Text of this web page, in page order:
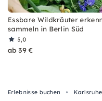
Essbare Wildkräuter
sammeln in Berlin Süd
5,0
ab 39 €
Erlebnisse buchen Karlsruhe